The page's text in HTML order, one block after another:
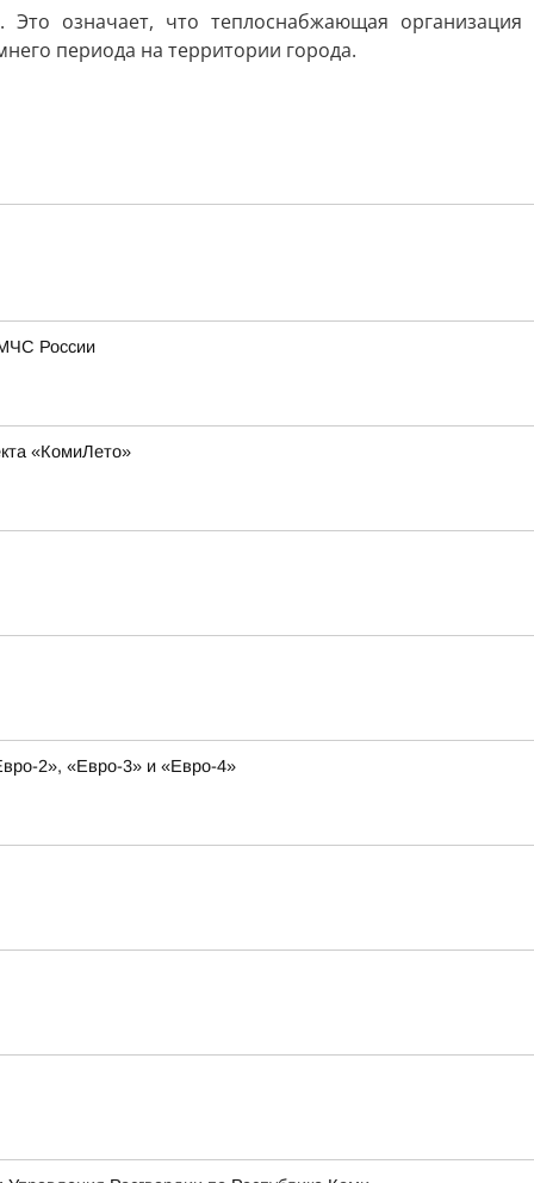
означает, что теплоснабжающая организация
периода на территории города.
России
«КомиЛето»
2», «Евро-3» и «Евро-4»